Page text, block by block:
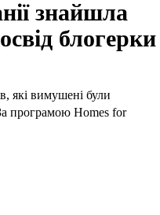
знайшла
блогерки
які вимушені були
програмою Homes for